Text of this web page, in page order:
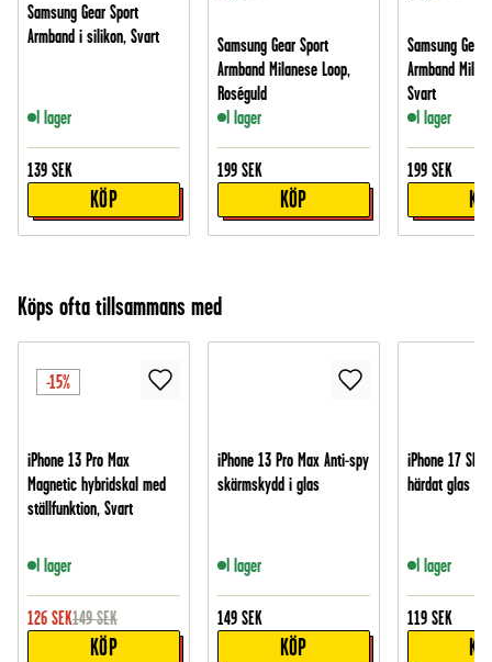
Samsung Gear Sport
Armband i silikon, Svart
I lager
139 SEK
KÖP
Samsung Gear Sport
Armband Milanese Loop,
Roséguld
I lager
199 SEK
KÖP
Samsung Gear
Armband
Svart
I lager
199 SEK
Köps ofta tillsammans med
-15%
iPhone 13 Pro Max
Magnetic hybridskal med
ställfunktion, Svart
I lager
126 SEK149 SEK
KÖP
iPhone 13 Pro Max Anti-spy
skärmskydd i glas
I lager
149 SEK
KÖP
iPhone 17
härdat glas
I lager
119 SEK